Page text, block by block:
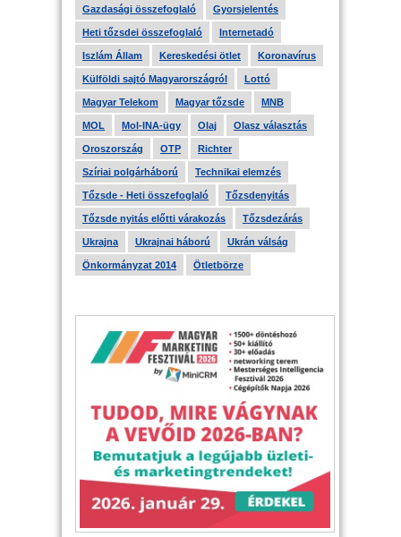
Gazdasági összefoglaló Gyorsjelentés
Heti tőzsdei összefoglaló Internetadó
Iszlám Állam Kereskedési ötlet Koronavírus
Külföldi sajtó Magyarországról Lottó
Magyar Telekom Magyar tőzsde MNB
MOL Mol-INA-ügy Olaj Olasz választás
Oroszország OTP Richter
Szíriai polgárháború Technikai elemzés
Tőzsde - Heti összefoglaló Tőzsdenyitás
Tőzsde nyitás előtti várakozás Tőzsdezárás
Ukrajna Ukrajnai háború Ukrán válság
Önkormányzat 2014 Ötletbörze